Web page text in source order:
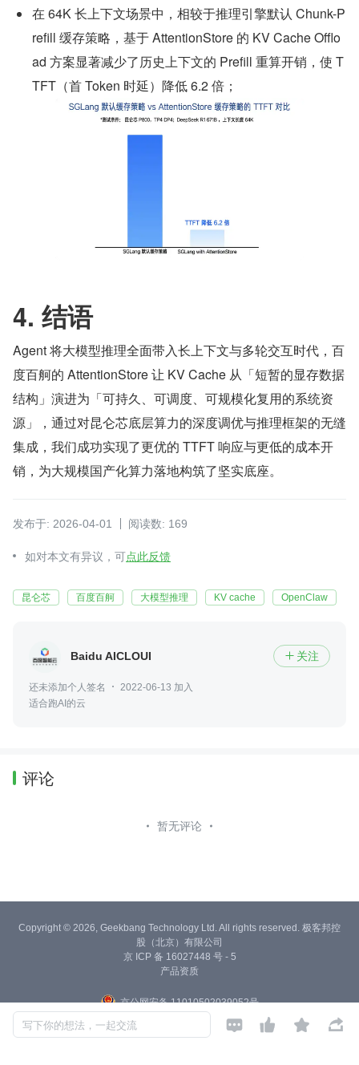
在 64K 长上下文场景中，相较于推理引擎默认 Chunk-P
refill 缓存策略，基于 AttentionStore 的 KV Cache Offlo
ad 方案显著减少了历史上下文的 Prefill 重算开销，使 T
TFT（首 Token 时延）降低 6.2 倍；
4. 结语
Agent 将大模型推理全面带入长上下文与多轮交互时代，百
度百舸的 AttentionStore 让 KV Cache 从「短暂的显存数据
结构」演进为「可持久、可调度、可规模化复用的系统资
源」，通过对昆仑芯底层算力的深度调优与推理框架的无缝
集成，我们成功实现了更优的 TTFT 响应与更低的成本开
销，为大规模国产化算力落地构筑了坚实底座。
发布于: 2026-04-01 阅读数: 169
如对本文有异议，可点此反馈
昆仑芯 百度百舸 大模型推理 KV cache OpenClaw
Baidu AICLOUD  关注
还未添加个人签名
2022-06-13 加入
适合跑AI的云
评论
暂无评论
写下你的想法，一起交流    
Copyright © 2026, Geekbang Technology Ltd. All rights reserved. 极客邦控
股（北京）有限公司
京 ICP 备 16027448 号 - 5
产品资质
京公网安备 11010502039052号